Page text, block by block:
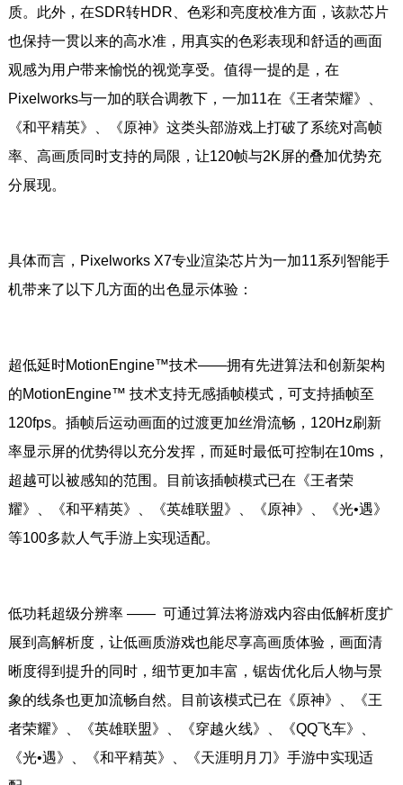
质。此外，在SDR转HDR、色彩和亮度校准方面，该款芯片
也保持一贯以来的高水准，用真实的色彩表现和舒适的画面
观感为用户带来愉悦的视觉享受。值得一提的是，在
Pixelworks与一加的联合调教下，一加11在《王者荣耀》、
《和平精英》、《原神》这类头部游戏上打破了系统对高帧
率、高画质同时支持的局限，让120帧与2K屏的叠加优势充
分展现。
具体而言，Pixelworks X7专业渲染芯片为一加11系列智能手
机带来了以下几方面的出色显示体验：
超低延时MotionEngine™技术——拥有先进算法和创新架构
的MotionEngine™ 技术支持无感插帧模式，可支持插帧至
120fps。插帧后运动画面的过渡更加丝滑流畅，120Hz刷新
率显示屏的优势得以充分发挥，而延时最低可控制在10ms，
超越可以被感知的范围。目前该插帧模式已在《王者荣
耀》、《和平精英》、《英雄联盟》、《原神》、《光•遇》
等100多款人气手游上实现适配。
低功耗超级分辨率 —— 可通过算法将游戏内容由低解析度扩
展到高解析度，让低画质游戏也能尽享高画质体验，画面清
晰度得到提升的同时，细节更加丰富，锯齿优化后人物与景
象的线条也更加流畅自然。目前该模式已在《原神》、《王
者荣耀》、《英雄联盟》、《穿越火线》、《QQ飞车》、
《光•遇》、《和平精英》、《天涯明月刀》手游中实现适